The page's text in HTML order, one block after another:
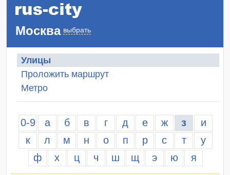
Москва выбрать
Улицы
Проложить маршрут
Метро
0-9 а б в г д е ж з
и
к
л м н о п р с т
у
ф
х ц ч ш щ э ю я